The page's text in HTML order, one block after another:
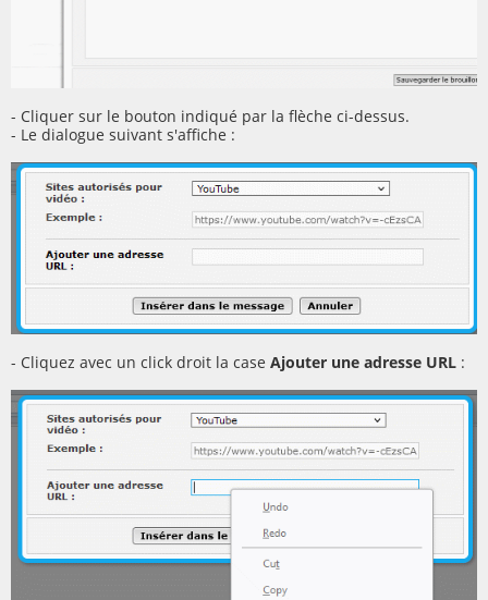
- Cliquer sur le bouton indiqué par la flèche ci-dessus.
- Le dialogue suivant s'affiche :
- Cliquez avec un click droit la case Ajouter une adresse URL :